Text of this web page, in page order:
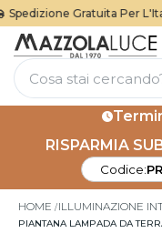
Gratuita Per L'Italia
RISPARMIA
Codice:
HOME ILLUMINAZIONE
PIANTANA LAMPADA DA